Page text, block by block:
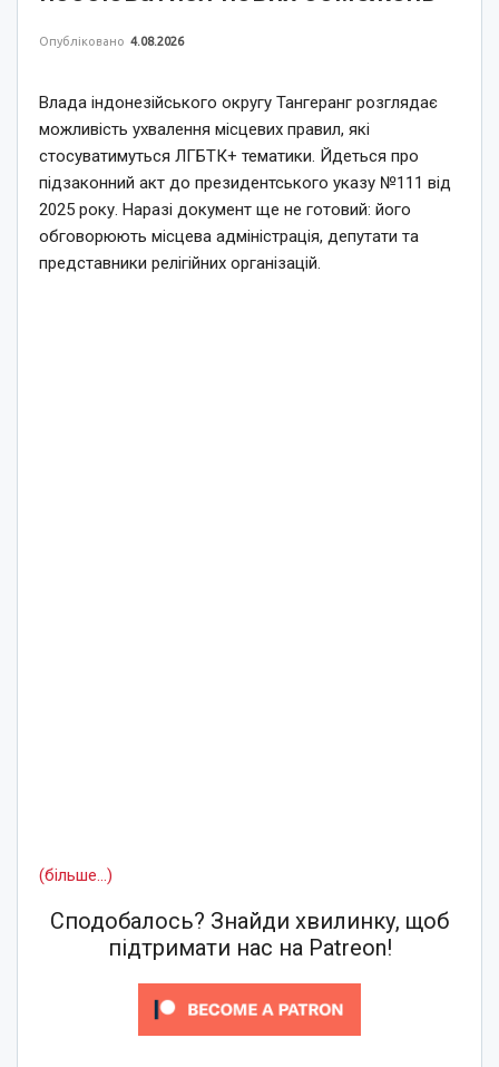
Опубліковано 4.08.2026
Влада індонезійського округу Тангеранг розглядає
можливість ухвалення місцевих правил, які
стосуватимуться ЛГБТК+ тематики. Йдеться про
підзаконний акт до президентського указу №111 від
2025 року. Наразі документ ще не готовий: його
обговорюють місцева адміністрація, депутати та
представники релігійних організацій.
(більше…)
Сподобалось? Знайди хвилинку, щоб
підтримати нас на Patreon!